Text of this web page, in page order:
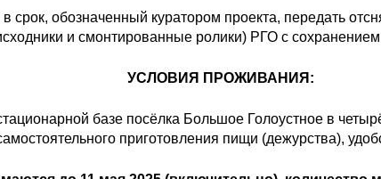
в срок, обозначенный куратором проекта, передать
и смонтированные ролики) РГО с сохранением
УСЛОВИЯ ПРОЖИВАНИЯ:
базе посёлка Большое Голоустное в
приготовления пищи (дежурства),